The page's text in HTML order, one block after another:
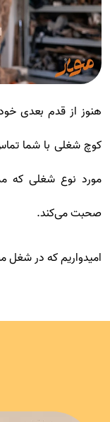
هنوز از قدم بعدی
کوچ شغلی با شما
مورد نوع شغلی که
صحبت می‌کند.
امیدواریم که در شغل